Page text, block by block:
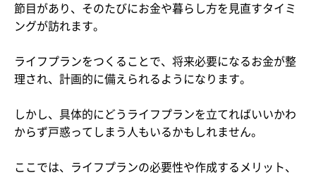
節目があり、そのたびにお金や暮らし方を見直すタイミ
ングが訪れます。
ライフプランをつくることで、将来必要になるお金が整
理され、計画的に備えられるようになります。
しかし、具体的にどうライフプランを立てればいいかわ
からず戸惑ってしまう人もいるかもしれません。
ここでは、ライフプランの必要性や作成するメリット、